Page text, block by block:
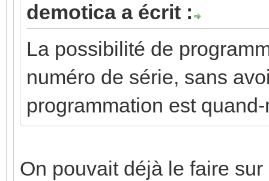
demotica a écrit :
La possibilité de
numéro de série, sans
programmation est
On pouvait déjà le faire